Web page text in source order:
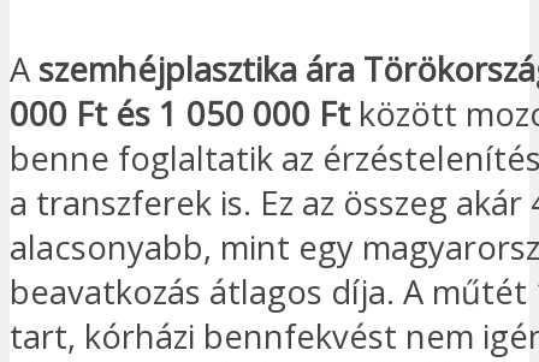
A szemhéjplasztika ára
000 Ft és 1 050 000 Ftközött
benne foglaltatik az
a transzferek is. Ez az összeg akár
alacsonyabb, mint egy
beavatkozás átlagos díja. A műtét
tart, kórházi bennfekvést nem